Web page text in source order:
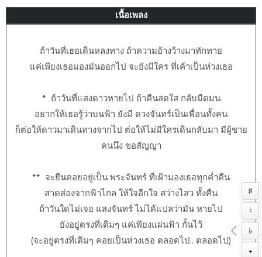
เนื้อเพลง
ถ้าวันที่เธอเดินหลงทาง ถ้าความอ้างว้างมาทักทาย
แค่เพียงเธอมองมันออกไป จะยังมีใคร ที่เค้าเป็นห่วงเธอ
* ถ้าวันที่แสงดาวหายไป ถ้าคืนสดใส กลับมืดมน
อยากให้เธอรู้ว่าบนฟ้า ยังมี ดวงจันทร์เป็นเพื่อนทั้งคน
ก็ต่อให้ดาวมาเดินทางจากไป ต่อให้ไม่มีใครเดินกลับมา มีผู้ชาย
คนนึง ขอสัญญา
** จะยืนคอยอยู่เป็น พระจันทร์ ที่เฝ้ามองเธอทุกค่ำคืน
สาดส่องจากฟ้าไกล ให้ใจอีกใจ สว่างไสว ทั้งคืน
ถ้าวันใดไม่เจอ แสงจันทร์ ไม่ได้แปลว่ามัน หายไป
ยังอยู่ตรงที่เดิมๆ แค่เพียงแผ่นฟ้า กั้นไว้
(จะอยู่ตรงที่เดิมๆ คอยเป็นห่วงเธอ ตลอดไป.. ตลอดไป)
♯
♮
♭
+